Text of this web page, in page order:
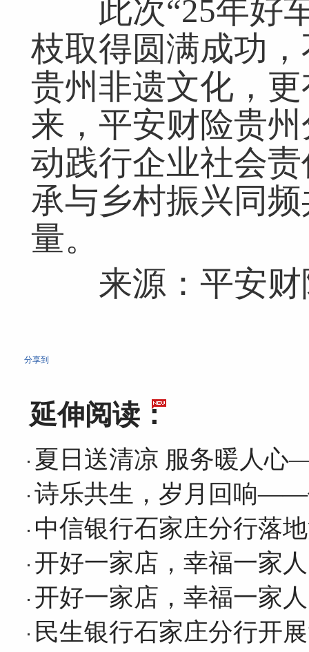
此次“25年好车
枝取得圆满成功
贵州非遗文化，
来，平安财险贵
动践行企业社会
承与乡村振兴同
量。
来源：平安财
分享到
延伸阅读：
夏日送清凉 服务暖人
诗乐共生，岁月回响——
中信银行石家庄分行落
开好一家店，幸福一家
开好一家店，幸福一家
民生银行石家庄分行开